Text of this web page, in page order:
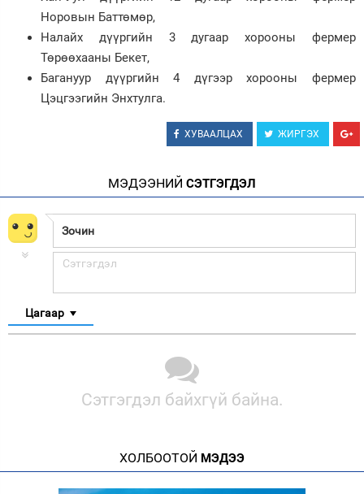
Норовын Баттөмөр,
Налайх дүүргийн 3 дугаар хорооны фермер
Төрөөхааны Бекет,
Багануур дүүргийн 4 дүгээр хорооны фермер
Цэцгээгийн Энхтулга.
ХУВААЛЦАХ ЖИРГЭХ
МЭДЭЭНИЙ СЭТГЭГДЭЛ
Цагаар
Сэтгэгдэл байхгүй байна.
ХОЛБООТОЙ МЭДЭЭ